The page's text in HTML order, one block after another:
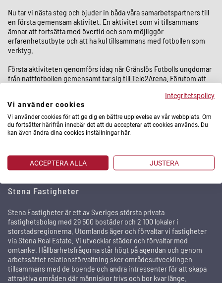
Nu tar vi nästa steg och bjuder in båda våra samarbetspartners till
en första gemensam aktivitet. En aktivitet som vi tillsammans
ämnar att fortsätta med övertid och som möjliggör
erfarenhetsutbyte och att ha kul tillsammans med fotbollen som
verktyg.
Första aktiviteten genomförs idag när Gränslös Fotbolls ungdomar
från nattfotbollen gemensamt tar sig till Tele2Arena. Förutom att
och IK Sirius så kommer de bjudas på både frågesport och mat.
Stena Fastigheter
Stena Fastigheter är ett av Sveriges största privata
fastighetsbolag med 29 500 bostäder och 2 100 lokaler i
storstadsregionerna. Utomlands äger och förvaltar vi fastigheter
via Stena Real Estate. Vi utvecklar städer och förvaltar med
omtanke. Hållbarhetsfrågorna står högt på agendan och genom
arbetssättet relationsförvaltning sker områdesutvecklingen
tillsammans med de boende och andra intressenter för att skapa
attraktiva områden där människor trivs och bor kvar länge.
Integritetspolicy
Vi använder cookies
Vi använder cookies för att ge dig en bättre upplevelse av vår webbplats. Om
du fortsätter härifrån innebär det att du accepterar att cookies används. Du
kan även ändra dina cookies inställningar här.
ACCEPTERA ALLA JUSTERA